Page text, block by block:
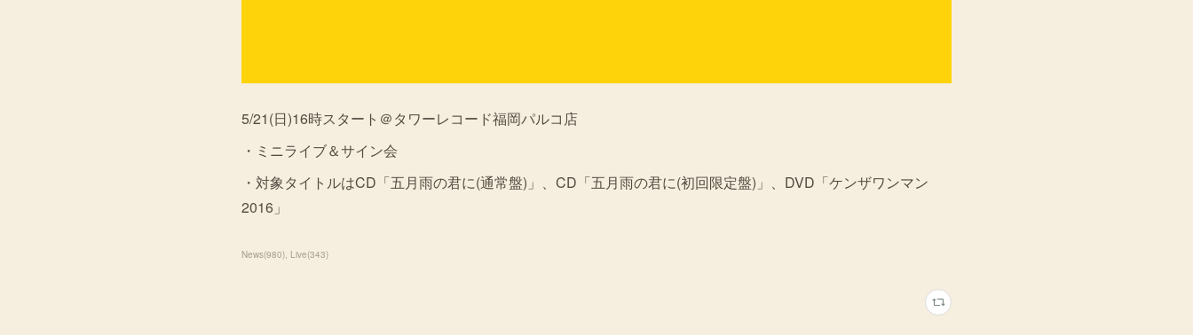
5/21(日)16時スタート＠タワーレコード福岡パルコ店
・ミニライブ＆サイン会
・対象タイトルはCD「五月雨の君に(通常盤)」、CD「五月雨の君に(初回限定盤)」、DVD「ケンザワンマン
2016」
News(980) Live(343)